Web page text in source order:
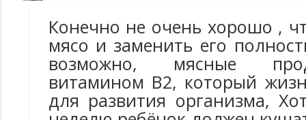
Конечно не очень хорошо ,
мясо и заменить его
возможно, мясные
витамином В2, который
для развития организма,